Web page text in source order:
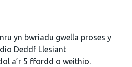
yn bwriadu gwella proses y
Deddf Llesiant
a’r 5 ffordd o weithio.